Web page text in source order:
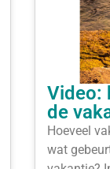
Video:
de
Hoeveel
wat